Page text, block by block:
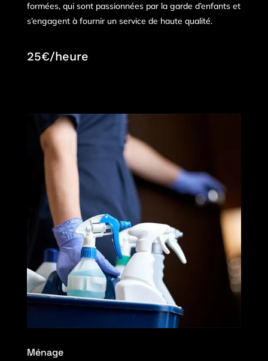
formées, qui sont passionnées par la garde d’enfants et
s’engagent à fournir un service de haute qualité.
25€/heure
Ménage